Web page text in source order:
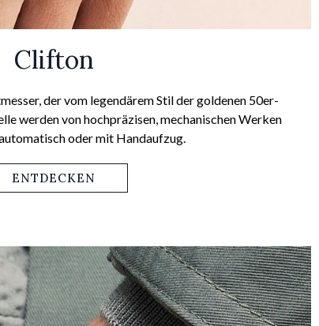
Clifton
der vom legendärem Stil der goldenen 50er-
werden von hochpräzisen, mechanischen Werken
oder mit Handaufzug.
ENTDECKEN